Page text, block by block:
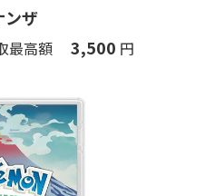
ンザ
最高額 3,500 円